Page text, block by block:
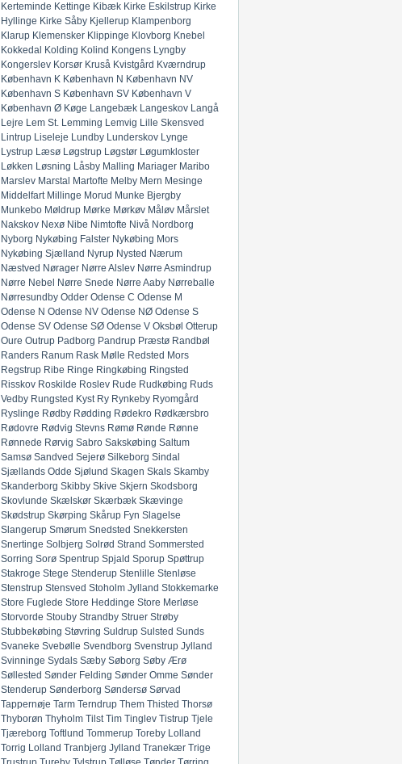
Kerteminde Kettinge Kibæk Kirke Eskilstrup Kirke
Hyllinge Kirke Såby Kjellerup Klampenborg
Klarup Klemensker Klippinge Klovborg Knebel
Kokkedal Kolding Kolind Kongens Lyngby
Kongerslev Korsør Kruså Kvistgård Kværndrup
København K København N København NV
København S København SV København V
København Ø Køge Langebæk Langeskov Langå
Lejre Lem St. Lemming Lemvig Lille Skensved
Lintrup Liseleje Lundby Lunderskov Lynge
Lystrup Læsø Løgstrup Løgstør Løgumkloster
Løkken Løsning Låsby Malling Mariager Maribo
Marslev Marstal Martofte Melby Mern Mesinge
Middelfart Millinge Morud Munke Bjergby
Munkebo Møldrup Mørke Mørkøv Måløv Mårslet
Nakskov Nexø Nibe Nimtofte Nivå Nordborg
Nyborg Nykøbing Falster Nykøbing Mors
Nykøbing Sjælland Nyrup Nysted Nærum
Næstved Nørager Nørre Alslev Nørre Asmindrup
Nørre Nebel
Nørre Snede Nørre Aaby Nørreballe
Nørresundby Odder Odense C Odense M
Odense N Odense NV Odense NØ Odense S
Odense SV Odense SØ Odense V Oksbøl Otterup
Oure Outrup Padborg Pandrup Præstø Randbøl
Randers Ranum Rask Mølle Redsted Mors
Regstrup Ribe Ringe Ringkøbing Ringsted
Risskov Roskilde Roslev Rude Rudkøbing Ruds
Vedby Rungsted Kyst Ry Rynkeby Ryomgård
Ryslinge Rødby Rødding Rødekro Rødkærsbro
Rødovre Rødvig Stevns Rømø Rønde Rønne
Rønnede Rørvig Sabro Sakskøbing Saltum
Samsø Sandved Sejerø Silkeborg Sindal
Sjællands Odde Sjølund Skagen Skals Skamby
Skanderborg Skibby Skive Skjern Skodsborg
Skovlunde Skælskør Skærbæk Skævinge
Skødstrup Skørping Skårup Fyn Slagelse
Slangerup Smørum Snedsted Snekkersten
Snertinge Solbjerg Solrød Strand Sommersted
Sorring Sorø Spentrup Spjald Sporup Spøttrup
Stakroge Stege Stenderup Stenlille Stenløse
Stenstrup Stensved Stoholm Jylland Stokkemarke
Store Fuglede Store Heddinge Store Merløse
Storvorde Stouby Strandby Struer Strøby
Stubbekøbing Støvring Suldrup Sulsted Sunds
Svaneke Svebølle Svendborg Svenstrup Jylland
Svinninge Sydals Sæby Søborg Søby Ærø
Søllested Sønder Felding Sønder Omme Sønder
Stenderup Sønderborg Søndersø Sørvad
Tappernøje Tarm Terndrup Them Thisted Thorsø
Thyborøn Thyholm Tilst Tim Tinglev Tistrup Tjele
Tjæreborg Toftlund Tommerup Toreby Lolland
Torrig Lolland Tranbjerg Jylland Tranekær Trige